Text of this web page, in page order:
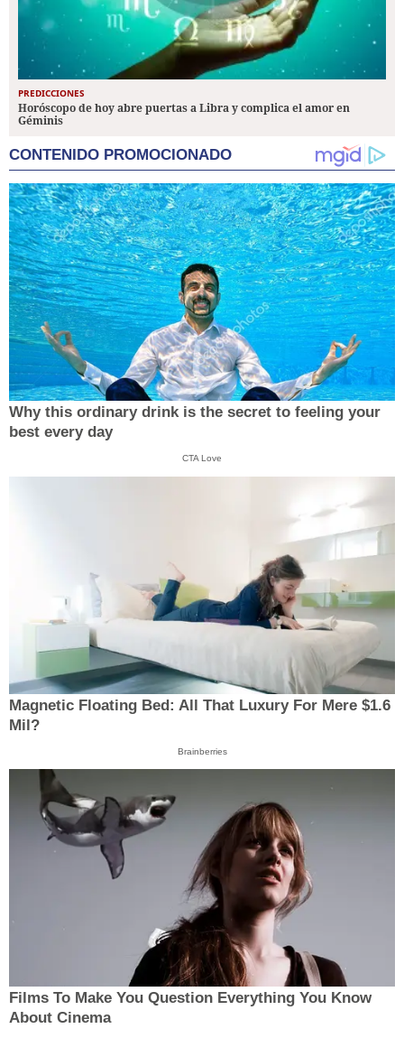
PREDICCIONES
Horóscopo de hoy abre puertas a Libra y complica el amor en
Géminis
CONTENIDO PROMOCIONADO
Why this ordinary drink is the secret to feeling your
best every day
CTA Love
Magnetic Floating Bed: All That Luxury For Mere $1.6
Mil?
Brainberries
Films To Make You Question Everything You Know
About Cinema